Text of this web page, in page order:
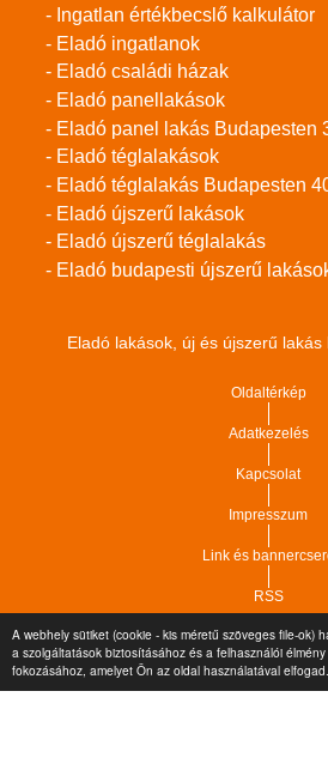
A webhely sütiket (cookie - kis méretű szöveges file-ok)
a szolgáltatások biztosításához és a felhasználói élmény
fokozásához, amelyet Ön az oldal használatával elfogad.
- Ingatlan értékbecslő kalkulátor
- Eladó ingatlanok
- Eladó családi házak
- Eladó panellakások
- Eladó panel lakás Budapesten
- Eladó téglalakások
- Eladó téglalakás Budapesten
- Eladó újszerű lakások
- Eladó újszerű téglalakás
- Eladó budapesti újszerű
Eladó lakások, új és újszerű lakás
Oldaltérkép
Adatkezelés
Kapcsolat
Impresszum
Link és
RSS
Copyright © 2021.Vár-Köz Kft. - Ingatlan
adminisztrációs